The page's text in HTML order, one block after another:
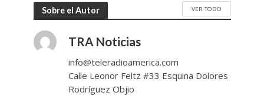
Sobre el Autor VER TODO
TRA Noticias
info@teleradioamerica.com
Calle Leonor Feltz #33 Esquina Dolores
Rodríguez Objio